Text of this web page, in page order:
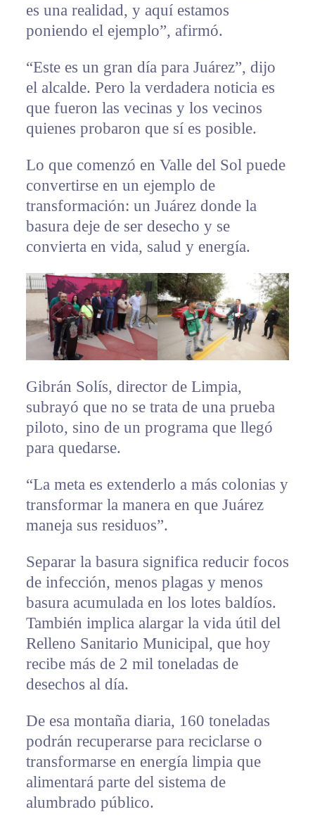
es una realidad, y aquí estamos
poniendo el ejemplo”, afirmó.
“Este es un gran día para Juárez”, dijo
el alcalde. Pero la verdadera noticia es
que fueron las vecinas y los vecinos
quienes probaron que sí es posible.
Lo que comenzó en Valle del Sol puede
convertirse en un ejemplo de
transformación: un Juárez donde la
basura deje de ser desecho y se
convierta en vida, salud y energía.
Gibrán Solís, director de Limpia,
subrayó que no se trata de una prueba
piloto, sino de un programa que llegó
para quedarse.
“La meta es extenderlo a más colonias y
transformar la manera en que Juárez
maneja sus residuos”.
Separar la basura significa reducir focos
de infección, menos plagas y menos
basura acumulada en los lotes baldíos.
También implica alargar la vida útil del
Relleno Sanitario Municipal, que hoy
recibe más de 2 mil toneladas de
desechos al día.
De esa montaña diaria, 160 toneladas
podrán recuperarse para reciclarse o
transformarse en energía limpia que
alimentará parte del sistema de
alumbrado público.